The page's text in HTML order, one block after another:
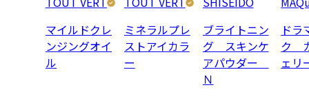
マイルドクレ
ンジングオイ
ル
ミネラルプレ
ストアイカラ
ー
ブライトニン
グ スキンケ
アパウダー
Ｎ
ドラ
ク
ェ